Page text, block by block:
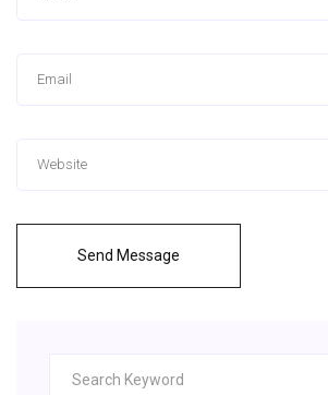
Send Message